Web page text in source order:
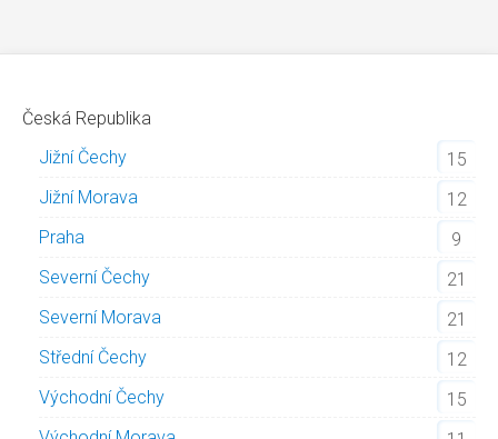
Česká Republika
Jižní Čechy
15
Jižní Morava
12
Praha
9
Severní Čechy
21
Severní Morava
21
Střední Čechy
12
Východní Čechy
15